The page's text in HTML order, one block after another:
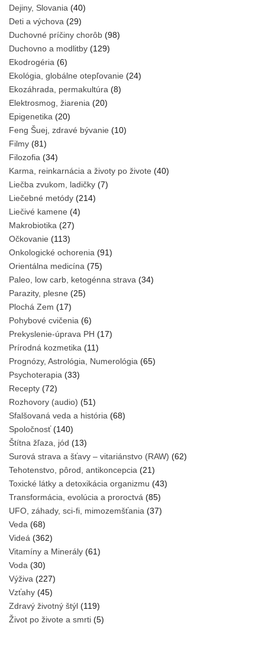
Dejiny, Slovania (40)
Deti a výchova (29)
Duchovné príčiny chorôb (98)
Duchovno a modlitby (129)
Ekodrogéria (6)
Ekológia, globálne otepľovanie (24)
Ekozáhrada, permakultúra (8)
Elektrosmog, žiarenia (20)
Epigenetika (20)
Feng Šuej, zdravé bývanie (10)
Filmy (81)
Filozofia (34)
Karma, reinkarnácia a životy po živote (40)
Liečba zvukom, ladičky (7)
Liečebné metódy (214)
Liečivé kamene (4)
Makrobiotika (27)
Očkovanie (113)
Onkologické ochorenia (91)
Orientálna medicína (75)
Paleo, low carb, ketogénna strava (34)
Parazity, plesne (25)
Plochá Zem (17)
Pohybové cvičenia (6)
Prekyslenie-úprava PH (17)
Prírodná kozmetika (11)
Prognózy, Astrológia, Numerológia (65)
Psychoterapia (33)
Recepty (72)
Rozhovory (audio) (51)
Sfalšovaná veda a história (68)
Spoločnosť(140)
Štítna žľaza, jód (13)
Surová strava a šťavy – vitariánstvo (RAW) (62)
Tehotenstvo, pôrod, antikoncepcia (21)
Toxické látky a detoxikácia organizmu (43)
Transformácia, evolúcia a proroctvá (85)
UFO, záhady, sci-fi, mimozemšťania (37)
Veda (68)
Videá (362)
Vitamíny a Minerály (61)
Voda (30)
Výživa (227)
Vzťahy (45)
Zdravý životný štýl (119)
Život po živote a smrti (5)